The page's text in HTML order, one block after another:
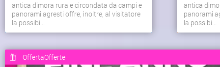
antica dimora rurale circondata da campi e
panorami agresti offre, inoltre, al visitatore
la possibi...
antica
panorami
la possibi...
OffertaOfferte